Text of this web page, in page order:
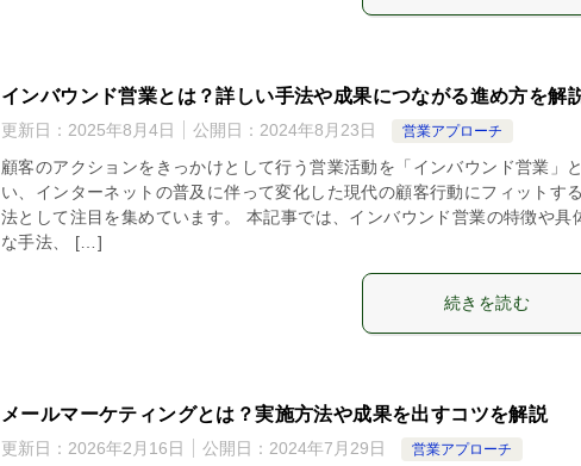
インバウンド営業とは？詳しい手法や成果につながる進め方を解
更新日： 2025年8月4日 公開日： 2024年8月23日 営業アプローチ
顧客のアクションをきっかけとして行う営業活動を「インバウンド営業」
い、インターネットの普及に伴って変化した現代の顧客行動にフィットす
法として注目を集めています。 本記事では、インバウンド営業の特徴や具
な手法、 […]
続きを読む
メールマーケティングとは？実施方法や成果を出すコツを解説
更新日： 2026年2月16日 公開日： 2024年7月29日 営業アプローチ